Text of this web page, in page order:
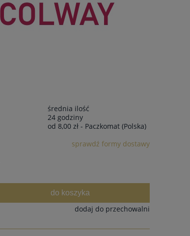
średnia ilość
24 godziny
od 8,00 zł - Paczkomat (Polska)
sprawdź formy dostawy
do koszyka
dodaj do przechowalni